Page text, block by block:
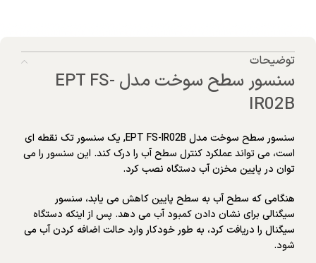
توضیحات
سنسور سطح سوخت مدل EPT FS-
IR02B
سنسور سطح سوخت مدل EPT FS-IR02B, یک سنسور تک نقطه ای
است، می تواند عملکرد کنترل سطح آب را درک کند. این سنسور را می
توان در پایین مخزن آب دستگاه نصب کرد.
هنگامی که سطح آب به سطح پایین کاهش می یابد، سنسور
سیگنالی برای نشان دادن کمبود آب می دهد. پس از اینکه دستگاه
سیگنال را دریافت کرد، به طور خودکار وارد حالت اضافه کردن آب می
شود.